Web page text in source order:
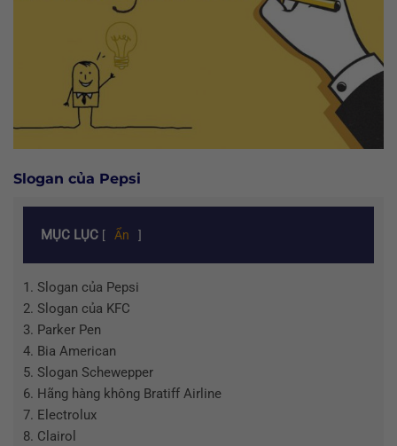
Slogan của Pepsi
MỤC LỤC [ Ẩn ]
1. Slogan của Pepsi
2. Slogan của KFC
3. Parker Pen
4. Bia American
5. Slogan Schewepper
6. Hãng hàng không Bratiff Airline
7. Electrolux
8. Clairol